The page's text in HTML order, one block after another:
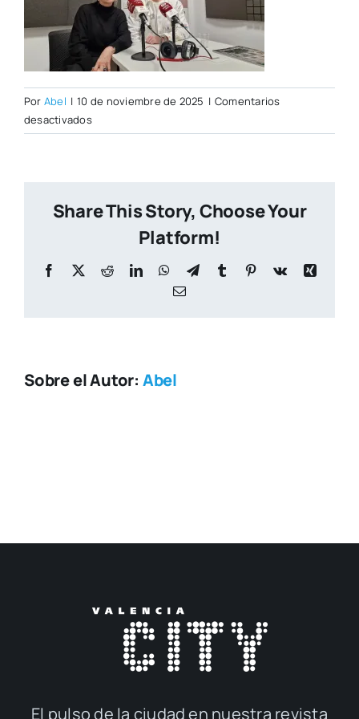
Por Abel | 10 de noviembre de 2025 | Comentarios
desactivadosen
Teulat
Share This Story, Choose Your
Platform!
Facebook
X RedditLinkedInWhatsApp
TelegramTumblr Pinterest
Vk
Xing
Correo
Sobre el Autor: Abel
El pul­so de la ciu­dad en nues­tra revis­ta